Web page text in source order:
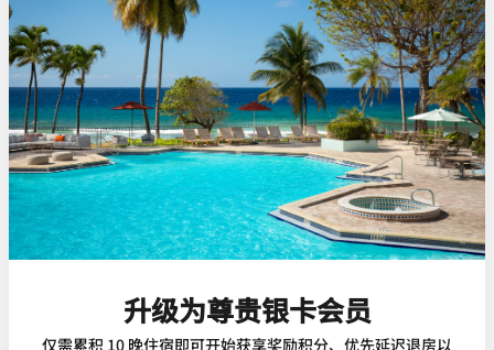
升级为尊贵银卡会员
仅需累积 10 晚住宿即可开始获享奖励积分、优先延迟退房以